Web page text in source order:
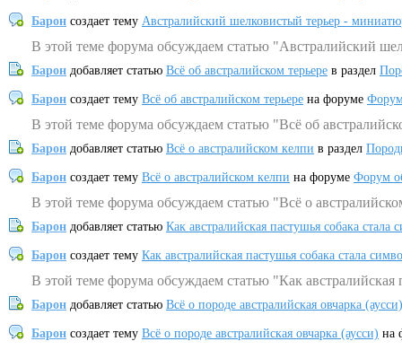
Барон создает тему Австралийский шелковистый терьер -
В этой теме форума обсуждаем статью "Австралийский
Барон добавляет статью Всё об австралийском терьере в раздел
Барон создает тему Всё об австралийском терьере на форуме
В этой теме форума обсуждаем статью "Всё об
Барон добавляет статью Всё о австралийском келпи в раздел
Барон создает тему Всё о австралийском келпи на форуме Форум
В этой теме форума обсуждаем статью "Всё о
Барон добавляет статью Как австралийская пастушья собака
Барон создает тему Как австралийская пастушья собака стала
В этой теме форума обсуждаем статью "Как
Барон добавляет статью Всё о породе австралийская овчарка (аусси)
Барон создает тему Всё о породе австралийская овчарка (аусси) на